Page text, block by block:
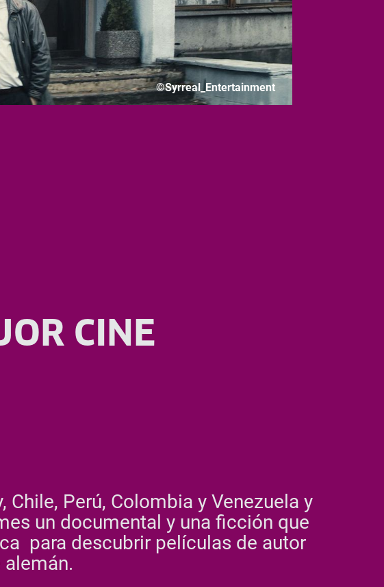
©Syrreal_Entertainment
CINE
Perú, Colombia y Venezuela y
un documental y una ficción que
para descubrir películas de autor